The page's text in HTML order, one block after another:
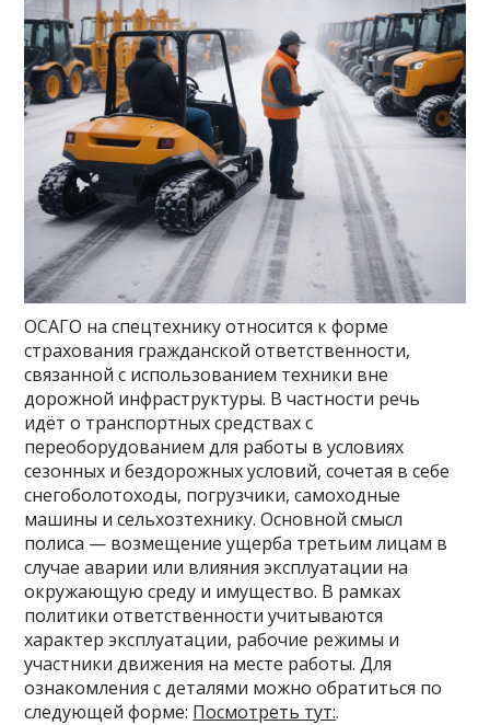
ОСАГО на спецтехнику относится к форме
страхования гражданской ответственности,
связанной с использованием техники вне
дорожной инфраструктуры. В частности речь
идёт о транспортных средствах с
переоборудованием для работы в условиях
сезонных и бездорожных условий, сочетая в себе
снегоболотоходы, погрузчики, самоходные
машины и сельхозтехнику. Основной смысл
полиса — возмещение ущерба третьим лицам в
случае аварии или влияния эксплуатации на
окружающую среду и имущество. В рамках
политики ответственности учитываются
характер эксплуатации, рабочие режимы и
участники движения на месте работы. Для
ознакомления с деталями можно обратиться по
следующей форме: Посмотреть тут:.